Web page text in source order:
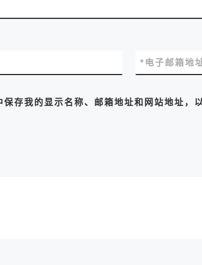
电子邮箱地
*
保存我的显示名称、邮箱地址和网站地址，